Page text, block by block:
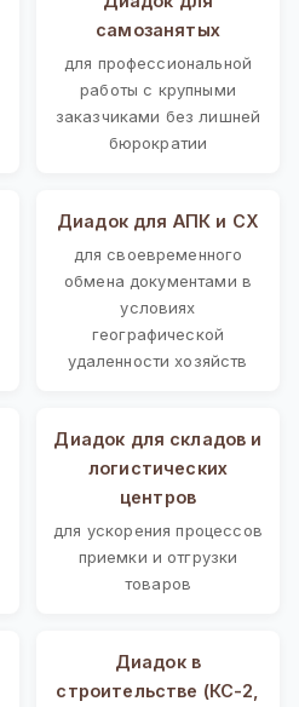
самозанятых
для профессиональной
работы с крупными
заказчиками без лишней
бюрократии
Диадок для АПК и СХ
для своевременного
обмена документами в
условиях
географической
удаленности хозяйств
Диадок для складов и
логистических
центров
для ускорения процессов
приемки и отгрузки
товаров
Диадок в
строительстве (КС-2,